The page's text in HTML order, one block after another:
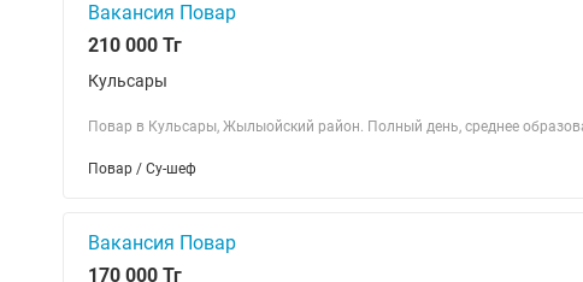
Вакансия Повар
210 000 Тг
Кульсары
Повар в Кульсары, Жылыойский район. Полный день, среднее
Повар / Су-шеф
Вакансия Повар
170 000 Тг